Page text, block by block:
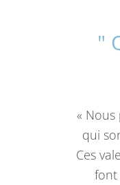
"
« Nous
qui
Ces
font